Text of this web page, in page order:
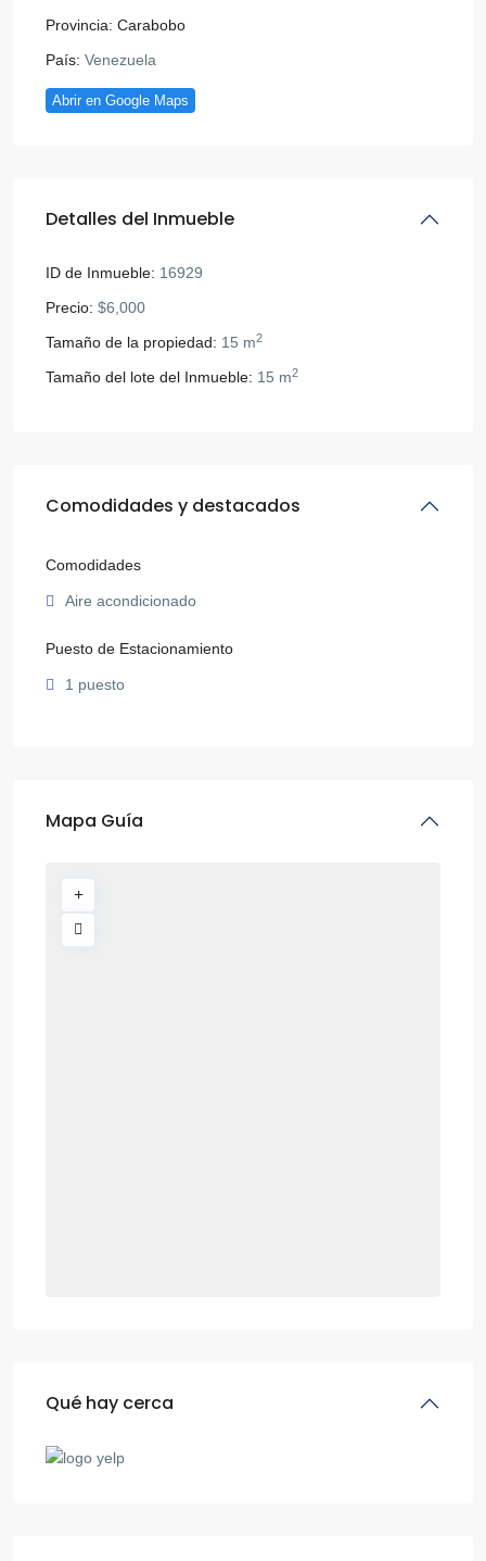
Provincia: Carabobo
País: Venezuela
Abrir en Google Maps
Detalles del Inmueble
ID de Inmueble: 16929
Precio: $6,000
Tamaño de la propiedad: 15 m2
Tamaño del lote del Inmueble: 15 m2
Comodidades y destacados
Comodidades
Aire acondicionado
Puesto de Estacionamiento
1 puesto
Mapa Guía
Qué hay cerca